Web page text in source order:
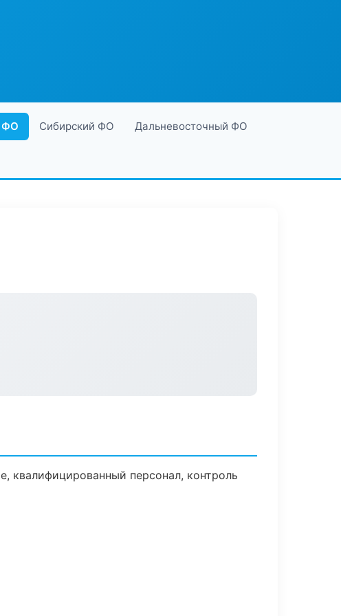
ФО Сибирский ФО Дальневосточный ФО
квалифицированный персонал, контроль